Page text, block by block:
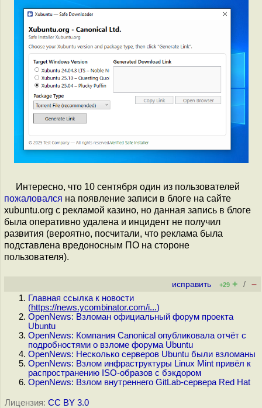
Интересно, что 10 сентября один из пользователей
пожаловался на появление записи в блоге на сайте
xubuntu.org с рекламой казино, но данная запись в блоге
была оперативно удалена и инцидент не получил
развития (вероятно, посчитали, что реклама была
подставлена вредоносным ПО на стороне
пользователя).
исправить +29 + / –
Главная ссылка к новости
(https://news.ycombinator.com/i...)
OpenNews: Взломан официальный форум проекта
Ubuntu
OpenNews: Компания Canonical опубликовала отчёт с
подробностями о взломе форума Ubuntu
OpenNews: Несколько серверов Ubuntu были взломаны
OpenNews: Взлом инфраструктуры Linux Mint привёл к
распространению ISO-образов с бэкдором
OpenNews: Взлом внутреннего GitLab-сервера Red Hat
Лицензия: CC BY 3.0